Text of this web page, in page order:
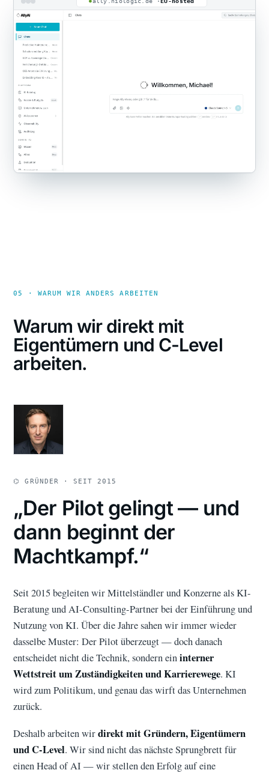
05 · WARUM WIR ANDERS ARBEITEN
Warum wir direkt mit
Eigentümern und C-Level
arbeiten.
⌬ GRÜNDER · SEIT 2015
„Der Pilot gelingt — und
dann beginnt der
Machtkampf.“
Seit 2015 begleiten wir Mittelständler und Konzerne als KI-
Beratung und AI-Consulting-Partner bei der Einführung und
Nutzung von KI. Über die Jahre sahen wir immer wieder
dasselbe Muster: Der Pilot überzeugt — doch danach
entscheidet nicht die Technik, sondern eininterner
Wettstreit um Zuständigkeiten und Karrierewege. KI
wird zum Politikum, und genau das wirft das Unternehmen
zurück.
Deshalb arbeiten wirdirekt mit Gründern, Eigentümern
und C-Level. Wir sind nicht das nächste Sprungbrett für
einen Head of AI — wir stellen den Erfolg auf eine